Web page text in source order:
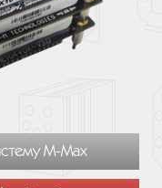
М-Мах